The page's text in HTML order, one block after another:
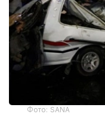
Фото: SANA